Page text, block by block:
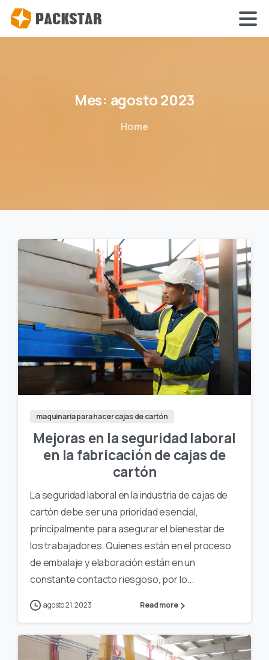
Mes: agosto2023
Home
maquinaria para hacer cajas de cartón
Mejoras en la seguridad laboral
en la fabricación de cajas de
cartón
La seguridad laboral en la industria de cajas de
cartón debe ser una prioridad esencial,
principalmente para asegurar el bienestar de
los trabajadores. Quienes están en el proceso
de embalaje y elaboración están en un
constante contacto riesgoso, por lo...
agosto 21, 2023 Read more